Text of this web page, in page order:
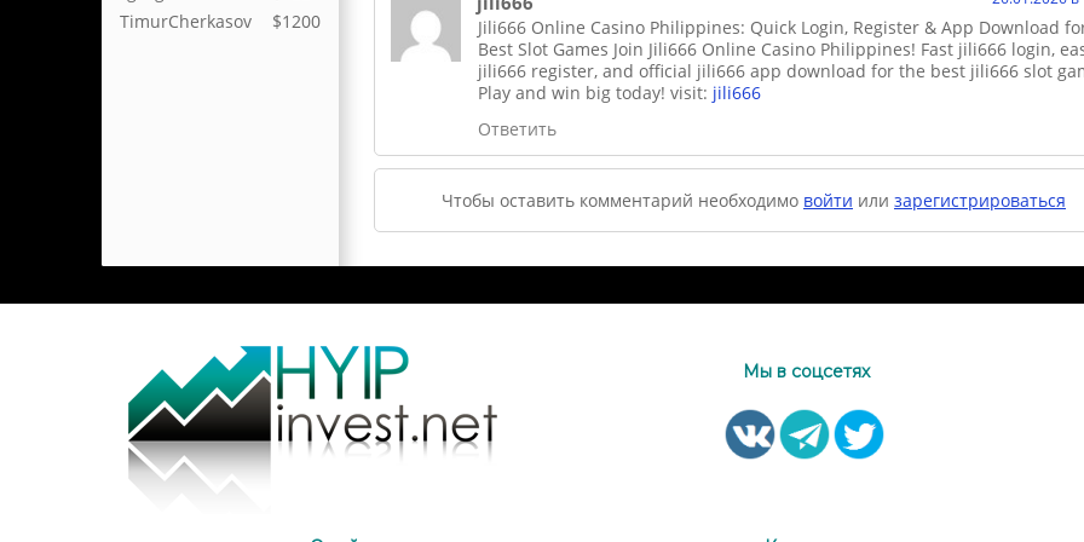
$1200
TimurCherkasov
Jili666 Online Casino Philippines: Quick Login, Register & App Download
Best Slot Games Join Jili666 Online Casino Philippines! Fast jili666 login,
jili666 register, and official jili666 app download for the best jili666 slot
Play and win big today! visit: jili666
Ответить
Чтобы оставить комментарий необходимо войти или зарегистрироваться
Мы в соцсетях